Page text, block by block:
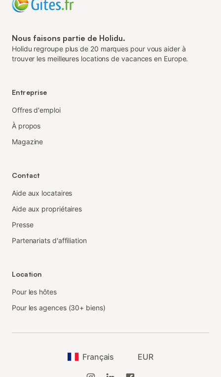
Nous faisons partie de Holidu.
Holidu regroupe plus de 20 marques pour vous aider à
trouver les meilleures locations de vacances en Europe.
Entreprise
Offres d'emploi
À propos
Magazine
Contact
Aide aux locataires
Aide aux propriétaires
Presse
Partenariats d'affiliation
Location
Pour les hôtes
Pour les agences (30+ biens)
Français EUR